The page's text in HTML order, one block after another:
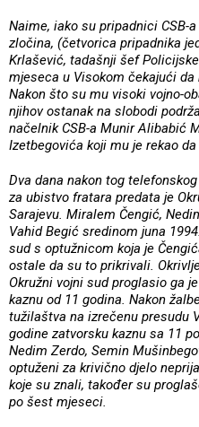
Naime, iako su pripadnici CSB-
zločina, (četvorica pripadnika
Krlašević, tadašnji šef
mjeseca u Visokom čekajući
Nakon što su mu visoki vojno-
njihov ostanak na slobodi
načelnik CSB-a Munir Alibabić
Izetbegovića koji mu je rekao
Dva dana nakon tog
za ubistvo fratara predata je
Sarajevu. Miralem Čengić,
Vahid Begić sredinom juna
sud s optužnicom koja je
ostale da su to prikrivali.
Okružni vojni sud proglasio ga
kaznu od 11 godina. Nakon
tužilaštva na izrečenu presudu
godine zatvorsku kaznu sa 11
Nedim Zerdo, Semin
optuženi za krivično djelo
koje su znali, također su
po šest mjeseci.